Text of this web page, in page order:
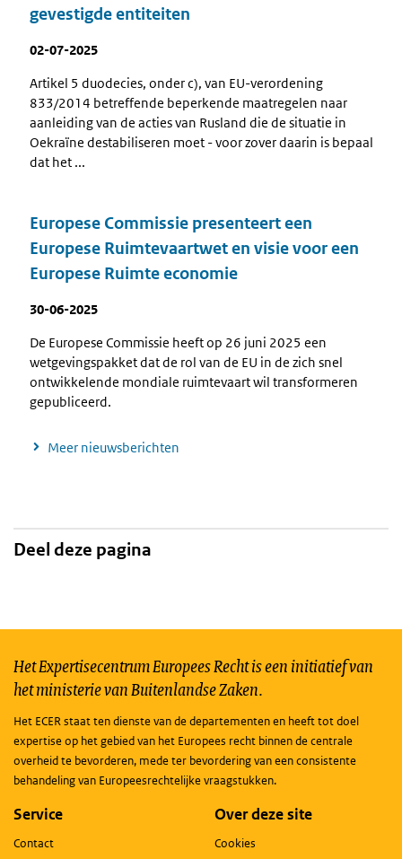
gevestigde entiteiten
02-07-2025
Artikel 5 duodecies, onder c), van EU-verordening
833/2014 betreffende beperkende maatregelen naar
aanleiding van de acties van Rusland die de situatie in
Oekraïne destabiliseren moet - voor zover daarin is bepaald
dat het ...
Europese Commissie presenteert een
Europese Ruimtevaartwet en visie voor een
Europese Ruimte economie
30-06-2025
De Europese Commissie heeft op 26 juni 2025 een
wetgevingspakket dat de rol van de EU in de zich snel
ontwikkelende mondiale ruimtevaart wil transformeren
gepubliceerd.
Meer nieuwsberichten
Deel deze pagina
Het Expertisecentrum Europees Recht is een initiatief van
het ministerie van Buitenlandse Zaken.
Het ECER staat ten dienste van de departementen en heeft tot doel
expertise op het gebied van het Europees recht binnen de centrale
overheid te bevorderen, mede ter bevordering van een consistente
behandeling van Europeesrechtelijke vraagstukken.
Service
Contact
Over deze site
Cookies